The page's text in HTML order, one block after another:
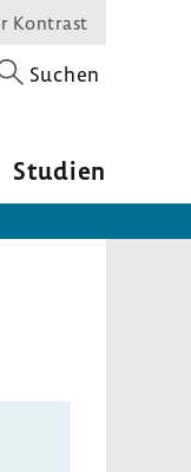
Kontrast
Suchen
Studien